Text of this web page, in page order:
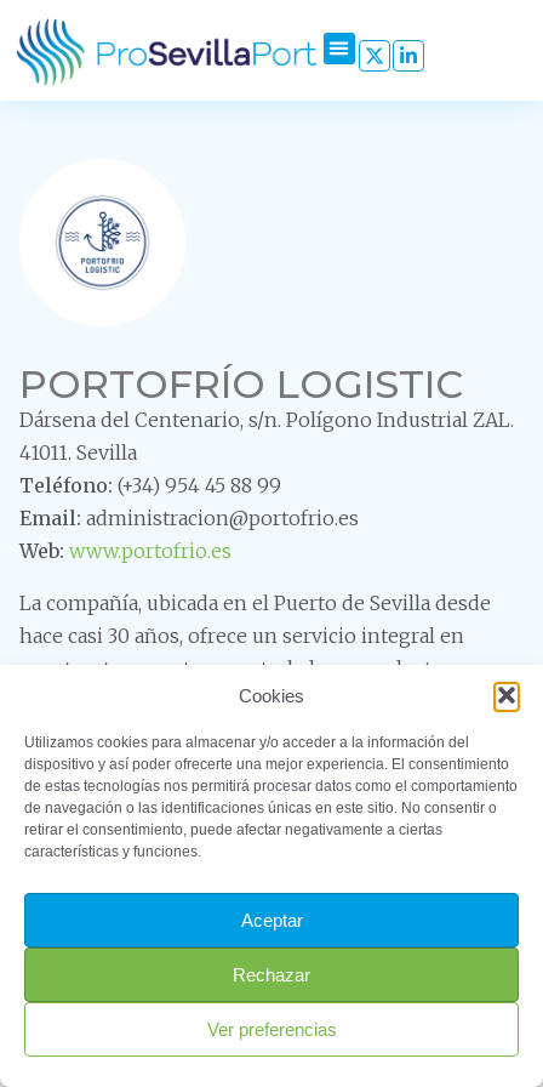
Cookies
Utilizamos cookies para almacenar y/o acceder a la información del
dispositivo y así poder ofrecerte una mejor experiencia. El consentimiento
de estas tecnologías nos permitirá procesar datos como el comportamiento
de navegación o las identificaciones únicas en este sitio. No consentir o
retirar el consentimiento, puede afectar negativamente a ciertas
características y funciones.
Aceptar
Rechazar
Ver preferencias
PORTOFRÍO LOGISTIC
Dársena del Centenario, s/n. Polígono Industrial ZAL.
41011. Sevilla
Teléfono: (+34) 954 45 88 99
Email: administracion@portofrio.es
Web: www.portofrio.es
La compañía, ubicada en el Puerto de Sevilla desde
hace casi 30 años, ofrece un servicio integral en
cuanto a temperatura controlada en productos
alimenticios, teniendo registros tanto para congelar,
almacenar en negativo o frío positivo y descongelar
también, si el cliente necesita sacar las mercancías
depositadas listas para consumo directo.
©2023 – ProSevillaPort. Todos los derechos reservados